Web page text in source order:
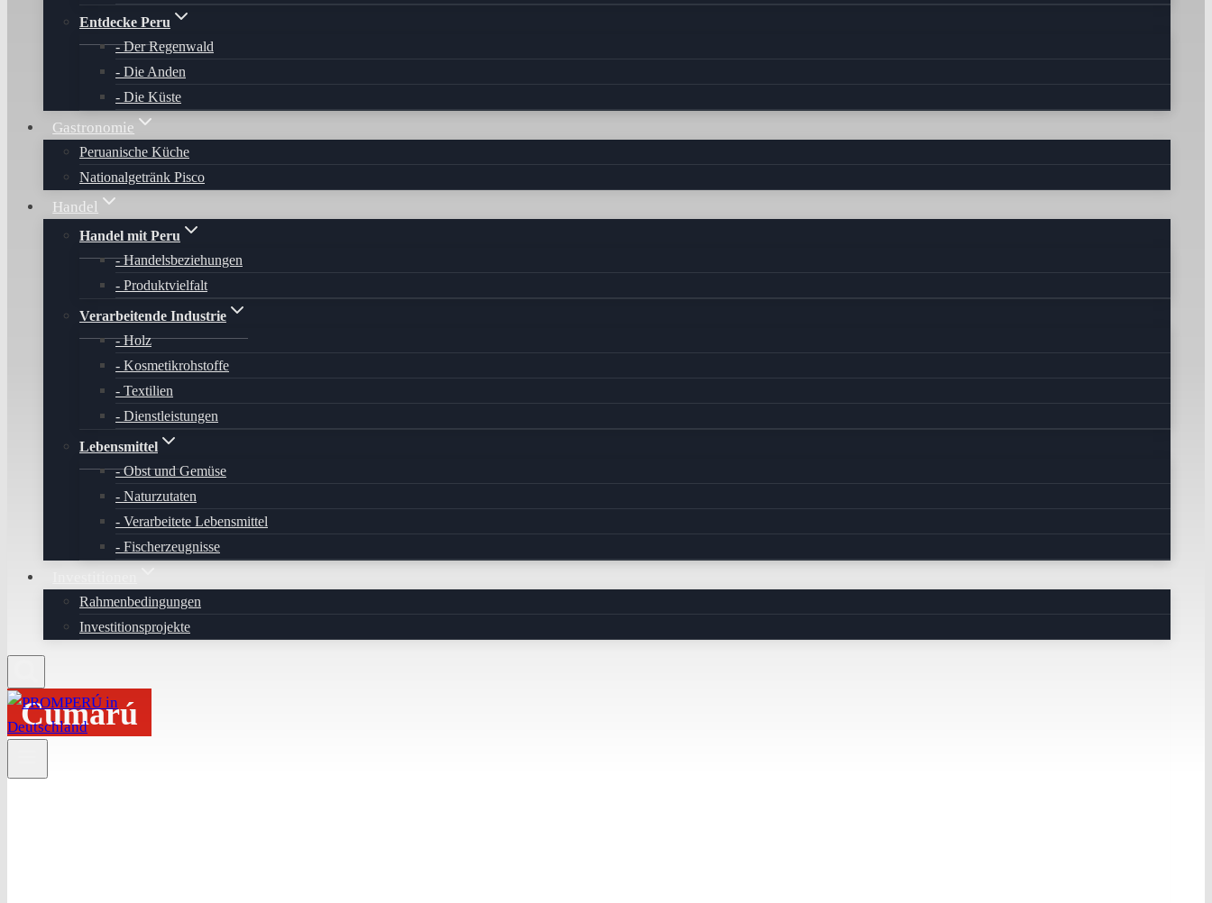
Entdecke Peru
Der Regenwald
Die Anden
Die Küste
Gastronomie
Peruanische Küche
Nationalgetränk Pisco
Handel
Handel mit Peru
Handelsbeziehungen
Produktvielfalt
Verarbeitende Industrie
Holz
Kosmetikrohstoffe
Textilien
Dienstleistungen
Lebensmittel
Obst und Gemüse
Naturzutaten
Verarbeitete Lebensmittel
Fischerzeugnisse
Rahmenbedingungen
Investitionsprojekte
Cumarú